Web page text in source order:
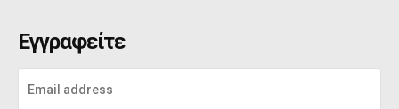
Εγγραφείτε